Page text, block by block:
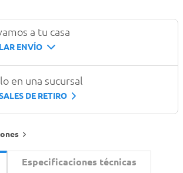
a tu casa
ENVÍO
en una sucursal
DE RETIRO
Especificaciones técnicas